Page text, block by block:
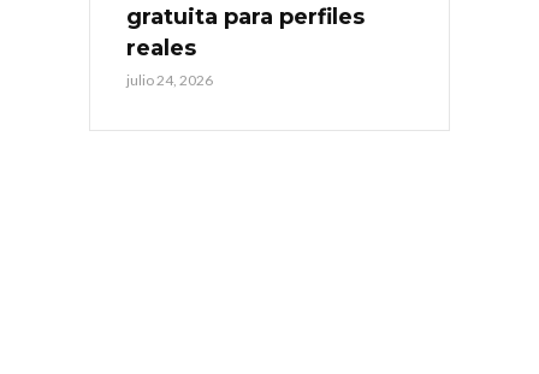
gratuita para perfiles
reales
julio 24, 2026